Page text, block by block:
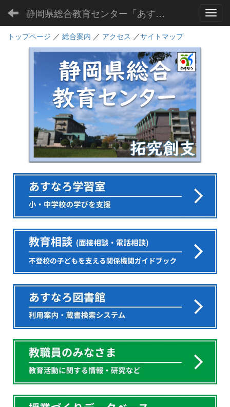
静岡県総合教育センター「あすなろ」
トップページ ／ 総合案内 ／ アクセス ／サイトマップ